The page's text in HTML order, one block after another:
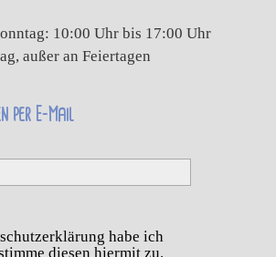
10:00 Uhr bis 17:00 Uhr
außer an Feiertagen
per E-Mail
habe ich
diesen hiermit zu.